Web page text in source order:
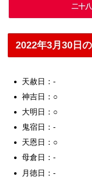
二十
2022年3月30日
天赦日：-
神吉日：○
大明日：○
鬼宿日：-
天恩日：○
母倉日：-
月徳日：-